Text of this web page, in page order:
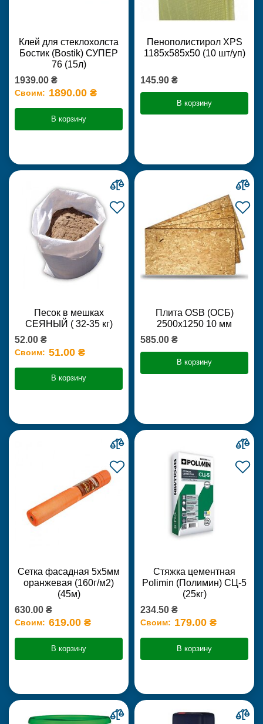
Клей для стеклохолста
Бостик (Bostik) СУПЕР
76 (15л)
1939.00 ₴
Своим: 1890.00 ₴
В корзину
Пенополистирол XPS
1185х585х50 (10 шт/уп)
145.90 ₴
В корзину
Песок в мешках
СЕЯНЫЙ ( 32-35 кг)
52.00 ₴
Своим: 51.00 ₴
В корзину
Плита OSB (ОСБ)
2500х1250 10 мм
585.00 ₴
В корзину
Сетка фасадная 5х5мм
оранжевая (160г/м2)
(45м)
630.00 ₴
Своим: 619.00 ₴
В корзину
Стяжка цементная
Polimin (Полимин) СЦ-5
(25кг)
234.50 ₴
Своим: 179.00 ₴
В корзину